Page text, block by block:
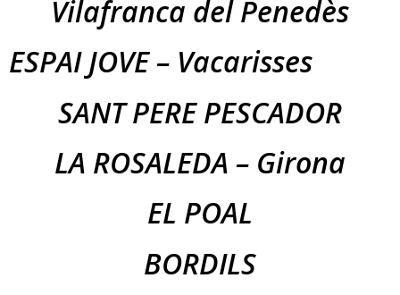
Vilafranca del Penedès
ESPAI JOVE – Vacarisses
SANT PERE PESCADOR
LA ROSALEDA – Girona
EL POAL
BORDILS